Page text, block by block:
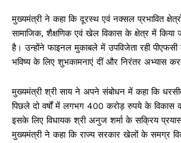
मुख्यमंत्री ने कहा कि दूरस्थ एवं नक्सल प्रभावित
सामाजिक, शैक्षणिक एवं खेल विकास के क्षेत्र में किया
है। उन्होंने फाइनल मुकाबले में उपविजेता रही
भविष्य के लिए शुभकामनाएं दीं और निरंतर अभ्यास
मुख्यमंत्री श्री साय ने अपने संबोधन में कहा कि
पिछले दो वर्षों में लगभग 400 करोड़ रुपये के विकास
इसके लिए विधायक श्री अनुज शर्मा के सक्रिय
मुख्यमंत्री ने कहा कि राज्य सरकार खेलों के समग्र